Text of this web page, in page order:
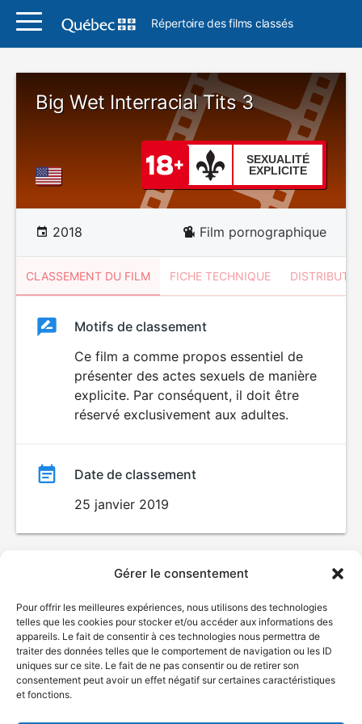
Gérer le consentement
Pour offrir les meilleures expériences, nous utilisons des technologies
telles que les cookies pour stocker et/ou accéder aux informations des
appareils. Le fait de consentir à ces technologies nous permettra de
traiter des données telles que le comportement de navigation ou les ID
uniques sur ce site. Le fait de ne pas consentir ou de retirer son
consentement peut avoir un effet négatif sur certaines caractéristiques
et fonctions.
Répertoire des films classés
Big Wet Interracial Tits 3
SEXUALITÉ
EXPLICITE
2018 Film pornographique
CLASSEMENT DU FILM FICHE TECHNIQUE
ClassementClassement
SEXUALITÉ
EXPLICITE
Motifs de classement
Ce film a comme propos essentiel de
présenter des actes sexuels de manière
explicite. Par conséquent, il doit être
réservé exclusivement aux adultes.
Date de classement
25 janvier 2019